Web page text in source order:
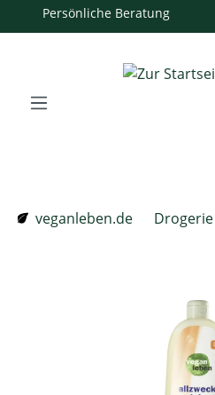
Zum Hauptinhalt springen
Zur Hauptnavigation springen
veganleben.de
Drogerie
Bildergalerie überspringen